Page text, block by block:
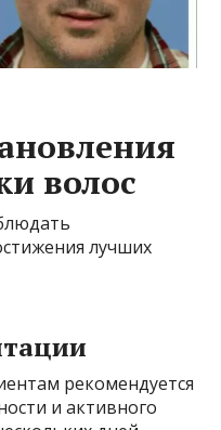
волос
лучших
рекомендуется
и активного